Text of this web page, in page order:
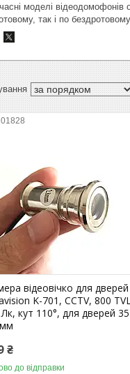
моделі відеодомофонів
так і по
01828
відеовічко для дверей
K-701, CCTV, 800
кут 110°, для дверей
₴
до відправки